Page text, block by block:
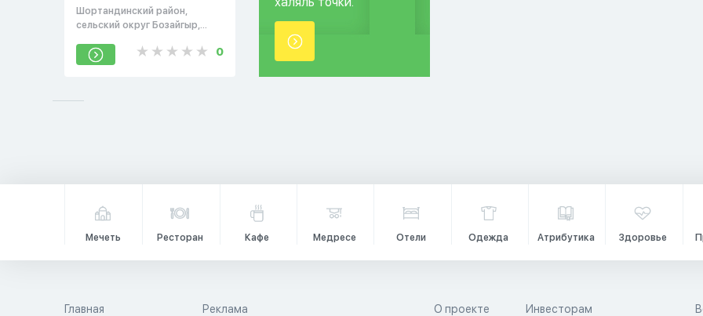
«Хлебоприемное
предприятие
Шортандинский район,
сельский округ Бозайгыр,
Квартал, здание 1
0
Мечеть Ресторан Кафе Медресе Отели Одежда Атрибутика Здоровье
Главная Реклама О проекте Инвесторам